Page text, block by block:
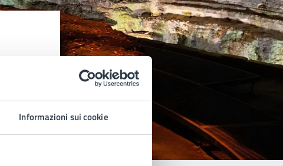
Informazioni sui cookie